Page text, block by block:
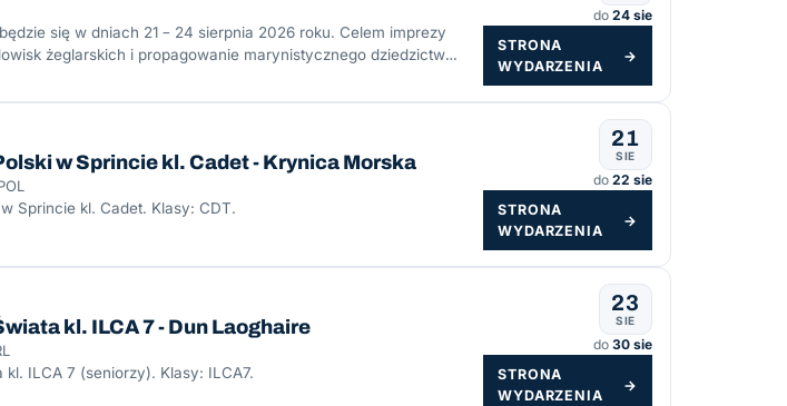
się w dniach 21 – 24 sierpnia 2026 roku. Celem imprezy
żeglarskich i propagowanie marynistycznego dziedzictwa
do 24 sie
STRONA
WYDARZENIA
→
w Sprincie kl. Cadet - Krynica Morska
Sprincie kl. Cadet. Klasy: CDT.
21
SIE
do 22 sie
STRONA
WYDARZENIA
→
kl. ILCA 7 - Dun Laoghaire
kl. ILCA 7 (seniorzy). Klasy: ILCA7.
23
SIE
do 30 sie
STRONA
WYDARZENIA
→